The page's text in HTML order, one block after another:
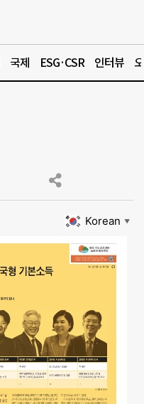
국제 ESG·CSR 인터뷰
Korean ▼